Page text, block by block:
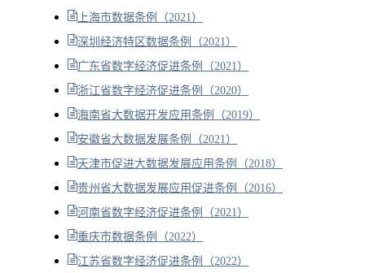
上海市数据条例（2021）
深圳经济特区数据条例（2021）
广东省数字经济促进条例（2021）
浙江省数字经济促进条例（2020）
海南省大数据开发应用条例（2019）
安徽省大数据发展条例（2021）
天津市促进大数据发展应用条例（2018）
贵州省大数据发展应用促进条例（2016）
河南省数字经济促进条例（2021）
重庆市数据条例（2022）
江苏省数字经济促进条例（2022）